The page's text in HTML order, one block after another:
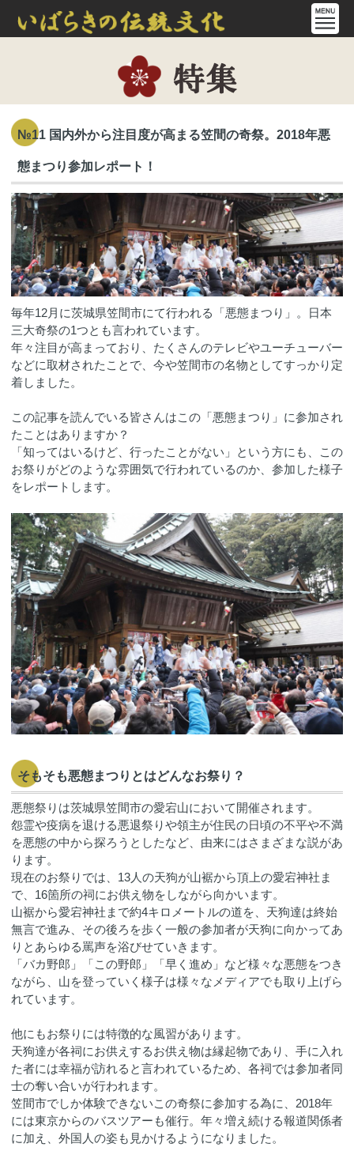
№11 国内外から注目度が高まる笠間の奇祭。2018年悪
態まつり参加レポート！
毎年12月に茨城県笠間市にて行われる「悪態まつり」。日本
三大奇祭の1つとも言われています。
年々注目が高まっており、たくさんのテレビやユーチューバー
などに取材されたことで、今や笠間市の名物としてすっかり定
着しました。
この記事を読んでいる皆さんはこの「悪態まつり」に参加され
たことはありますか？
「知ってはいるけど、行ったことがない」という方にも、この
お祭りがどのような雰囲気で行われているのか、参加した様子
をレポートします。
そもそも悪態まつりとはどんなお祭り？
悪態祭りは茨城県笠間市の愛宕山において開催されます。
怨霊や疫病を退ける悪退祭りや領主が住民の日頃の不平や不満
を悪態の中から探ろうとしたなど、由来にはさまざまな説があ
ります。
現在のお祭りでは、13人の天狗が山裾から頂上の愛宕神社ま
で、16箇所の祠にお供え物をしながら向かいます。
山裾から愛宕神社まで約4キロメートルの道を、天狗達は終始
無言で進み、その後ろを歩く一般の参加者が天狗に向かってあ
りとあらゆる罵声を浴びせていきます。
「バカ野郎」「この野郎」「早く進め」など様々な悪態をつき
ながら、山を登っていく様子は様々なメディアでも取り上げら
れています。
他にもお祭りには特徴的な風習があります。
天狗達が各祠にお供えするお供え物は縁起物であり、手に入れ
た者には幸福が訪れると言われているため、各祠では参加者同
士の奪い合いが行われます。
笠間市でしか体験できないこの奇祭に参加する為に、2018年
には東京からのバスツアーも催行。年々増え続ける報道関係者
に加え、外国人の姿も見かけるようになりました。